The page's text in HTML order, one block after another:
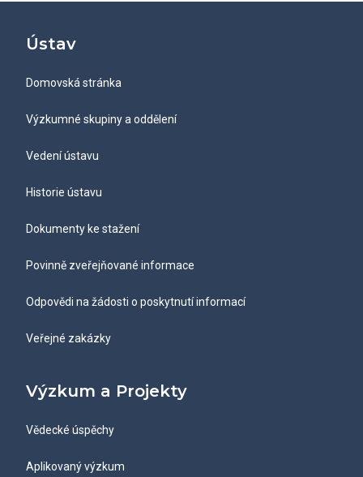
Ústav
Domovská stránka
Výzkumné skupiny a oddělení
Vedení ústavu
Historie ústavu
Dokumenty ke stažení
Povinně zveřejňované informace
Odpovědi na žádosti o poskytnutí informací
Veřejné zakázky
Výzkum a Projekty
Vědecké úspěchy
Aplikovaný výzkum